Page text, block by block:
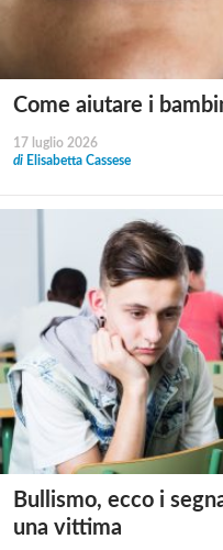
Come aiutare i
17 luglio 2026
di Elisabetta Cassese
Bullismo, ecco i
una vittima